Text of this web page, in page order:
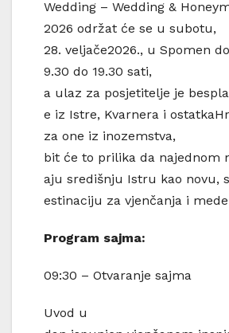
Wedding – Wedding &
2026 održat će se u subotu,
28. veljače2026., u Spomen
9.30 do 19.30 sati,
a ulaz za posjetitelje je
e iz Istre, Kvarnera i
za one iz inozemstva,
bit će to prilika da najednom
aju središnju Istru kao novu,
estinaciju za vjenčanja i
Program sajma:
09:30 – Otvaranje sajma
Uvod u